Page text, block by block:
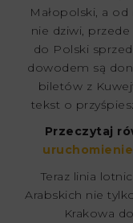
Małopolski, a
nie dziwi,
do Polski
dowodem są
biletów z
tekst o
Przeczytaj
Teraz linia
Arabskich nie
Krakowa